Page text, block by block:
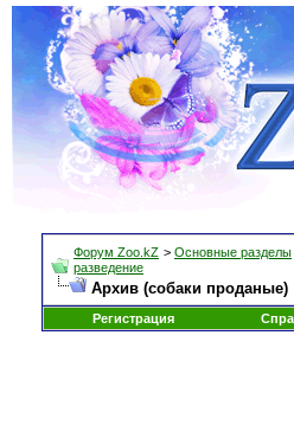
Форум Zoo.kZ > Основные разделы
разведение
Архив (собаки проданые)
Регистрация